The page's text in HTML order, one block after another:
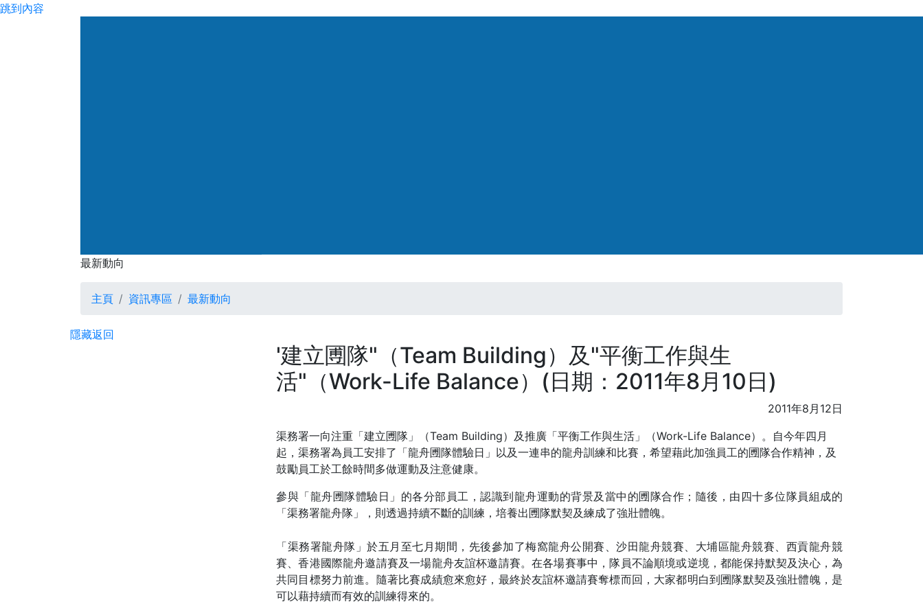
跳到內容
最新動向
最新動向
主頁 資訊專區 最新動向
隱藏返回
'建立圑隊"（Team Building）及"平衡工作與生
活"（Work-Life Balance）(日期：2011年8月10日)
2011年8月12日
渠務署一向注重「建立圑隊」（Team Building）及推廣「平衡工作與生活」（Work-Life Balance）。自今年四月
起，渠務署為員工安排了「龍舟圑隊體驗日」以及一連串的龍舟訓練和比賽，希望藉此加強員工的圑隊合作精神，及
鼓勵員工於工餘時間多做運動及注意健康。
參與「龍舟圑隊體驗日」的各分部員工，認識到龍舟運動的背景及當中的圑隊合作；隨後，由四十多位隊員組成的
「渠務署龍舟隊」，則透過持續不斷的訓練，培養出圑隊默契及練成了強壯體魄。
「渠務署龍舟隊」於五月至七月期間，先後參加了梅窩龍舟公開賽、沙田龍舟競賽、大埔區龍舟競賽、西貢龍舟競
賽、香港國際龍舟邀請賽及一場龍舟友誼杯邀請賽。在各場賽事中，隊員不論順境或逆境，都能保持默契及決心，為
共同目標努力前進。隨著比賽成績愈來愈好，最終於友誼杯邀請賽奪標而回，大家都明白到圑隊默契及強壯體魄，是
可以藉持續而有效的訓練得來的。